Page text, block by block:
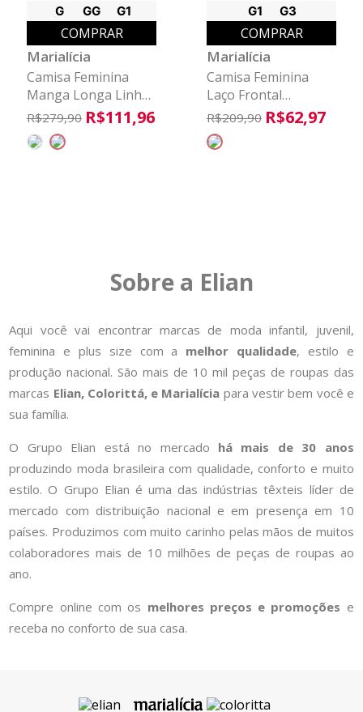
G GG G1
COMPRAR
Marialícia
Camisa Feminina
Manga Longa Linho
Marialícia Marrom
R$279,90 R$111,96
G1 G3
COMPRAR
Marialícia
Camisa Feminina
Laço Frontal
Marialícia Preto
R$209,90 R$62,97
Sobre a Elian
Aqui você vai encontrar marcas de moda infantil, juvenil,
feminina e plus size com a melhor qualidade, estilo e
produção nacional. São mais de 10 mil peças de roupas das
marcas Elian, Colorittá, e Marialícia para vestir bem você e
sua família.
O Grupo Elian está no mercado há mais de 30 anos
produzindo moda brasileira com qualidade, conforto e muito
estilo. O Grupo Elian é uma das indústrias têxteis líder de
mercado com distribuição nacional e em presença em 10
países. Produzimos com muito carinho pelas mãos de muitos
colaboradores mais de 10 milhões de peças de roupas ao
ano.
Compre online com os melhores preços e promoções e
receba no conforto de sua casa.